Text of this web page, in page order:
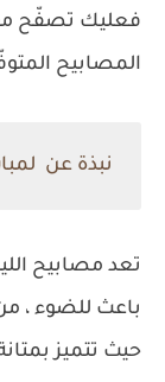
فعليك تصفّح
المصابيح
نبذة عن
تعد مصابيح
باعث للضوء ،
حيث تتميز